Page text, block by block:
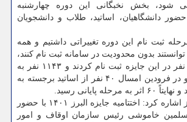
شود، بخش نخبگانی این دوره چهارشنبه
حضور دانشگاهیان، اساتید، طلاب و دانشجویان
ثبت نام این دوره تغییراتی داشتیم و همه
بدون محدودیت در سامانه ثبت نام کنند،
نزدیک به سه هزار نفر در این جایزه ثبت نام کردند و ۱۱۴۳ نفر به
بخش داوری رفتند و در فرودین امسال ۴۰ نفر از اساتید برجسته به
پایانی رسید.
مدیرعامل بنیاد البرز اشاره کرد: اختتامیه جایزه البرز ۱۴۰۱ با حضور
خاموشی رئیس سازمان اوقاف و امور